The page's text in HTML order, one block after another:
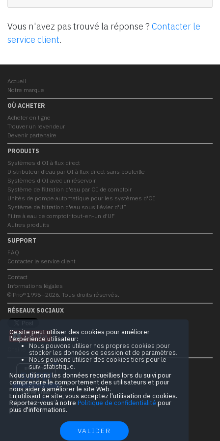
Ce site peut utiliser des cookies pour améliorer
l'expérience utilisateur:
Nous pouvons utiliser nos propres cookies pour
stocker les données de session et de paramètres.
Nous pouvons utiliser des cookies tiers pour le
suivi statistique.
Nous utilisons les données recueillies lors du suivi pour
comprendre le comportement des utilisateurs et pour
nous aider à améliorer le site Web.
En utilisant ce site, vous acceptez l'utilisation de cookies.
Reportez-vous à notrePolitique de confidentialité pour
plus d'informations.
VALIDER
Vous n'avez pas trouvé la réponse ? Contacter le
service client.
Accueil
Notre marque
OÙ ACHETER
Acheter en ligne
Trouver un revendeur
Devenir partenaire
PRODUITS
Systèmes d'OI à flux direct
Distributeur d'eau par OI à flux direct sans bouteille
Systèmes d'OI avec un réservoir
Système de filtration d'eau par OI de comptoir
Unités de pompe automatique pour les systèmes d'OI
Système de filtration d'eau sous l'évier d'UF
Filtre à eau de comptoir tout-en-un d'UF
Autres produits
SUPPORT
FAQ
Contacter le service client
Contact
Informations légales
© Prio® 1996—2026. Tous droits réservés.
RÉSEAUX SOCIAUX
Chaîne YouTube
BRILLIANTLY
SAFE!
prio.pro
CONTENT & LINKS
Verified by Sur.ly
2023